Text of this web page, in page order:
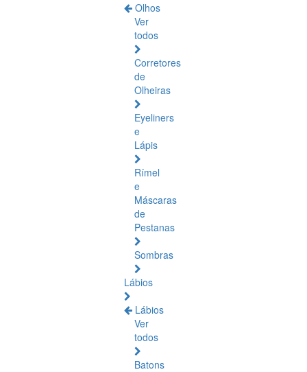
Olhos
Ver
todos
Corretores
de
Olheiras
Eyeliners
e
Lápis
Rímel
e
Máscaras
de
Pestanas
Sombras
Lábios
Lábios
Ver
todos
Batons